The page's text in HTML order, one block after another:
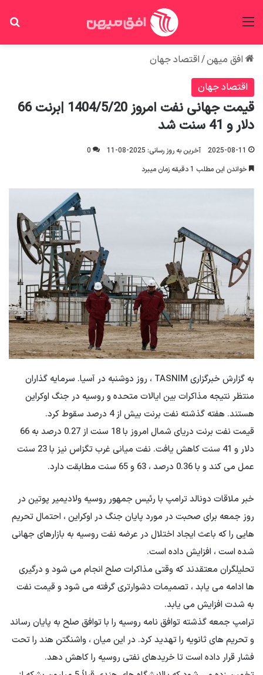
افق میهن/اقتصاد جهان
اقتصاد جهان
قیمت جهانی نفت امروز 1404/5/20 |برنت 66
دلار و 41 سنت شد
2025-08-11 آخرین به روز رسانی: 2025-08-11
0
خواندن این مطلب 1 دقیقه زمان میبرد
به گزارش خبرگزاری TASNIM ، روز دوشنبه در آسیا. سرمایه گذاران
منتظر نتیجه مذاکرات بین ایالات متحده و روسیه در جنگ اوکراین
هستند. هفته گذشته نفت برنت بیش از 4 درصد سقوط کرد.
قیمت نفت برنت دریای شمال امروز با 18 سنت از 0.27 درصد به 66
دلار و 41 سنت کاهش یافت. نفت میانی غرب تگزاس نیز با 23 سنت
عمل می کند و با 0.36 درصد ، 63 و 65 سنت مطابقت دارد.
خبر ملاقات دونالد ترامپ با رئیس جمهور روسیه ولادیمیر پوتین در
روز جمعه برای صحبت در مورد پایان جنگ در اوکراین ، احتمال تحریم
هایی را که باعث ایجاد اختلال در عرضه نفت روسیه به بازارهای جهانی
شده است ، افزایش داده است.
تحلیلگران معتقدند که وقتی مذاکرات صلح انجام می شود و درگیری
ها ادامه می یابد ، تصمیمات دشوارتری گرفته می شود و قیمت نفت
به شدت افزایش می یابد.
ترامپ جمعه گذشته توافق نامه روسیه را با توافق صلح به پایان رساند
و تحریم های ثانویه را تهدید کرد. در این میان ، واشنگتن هند را تحت
فشار قرار داده است تا خریدهای نفتی روسیه را کاهش دهد.